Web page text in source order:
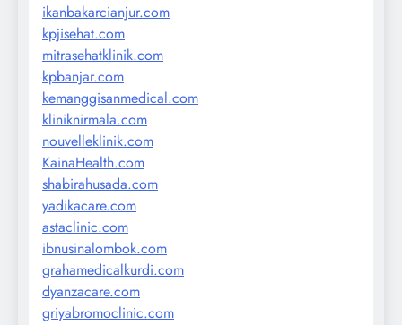
ikanbakarcianjur.com
kpjisehat.com
mitrasehatklinik.com
kpbanjar.com
kemanggisanmedical.com
kliniknirmala.com
nouvelleklinik.com
KainaHealth.com
shabirahusada.com
yadikacare.com
astaclinic.com
ibnusinalombok.com
grahamedicalkurdi.com
dyanzacare.com
griyabromoclinic.com